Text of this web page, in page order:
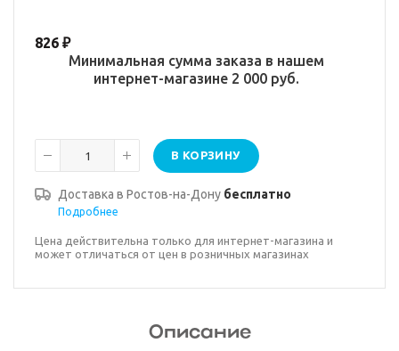
826 ₽
Минимальная сумма заказа в нашем
интернет-магазине 2 000 руб.
В КОРЗИНУ
Доставка в Ростов-на-Дону бесплатно
Подробнее
Цена действительна только для интернет-магазина и
может отличаться от цен в розничных магазинах
Описание